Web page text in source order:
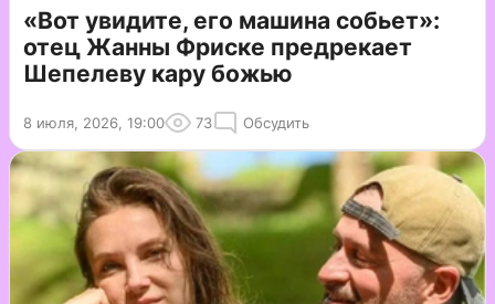
«Вот увидите, его машина собьет»:
отец Жанны Фриске предрекает
Шепелеву кару божью
8 июля, 2026, 19:00 73 Обсудить